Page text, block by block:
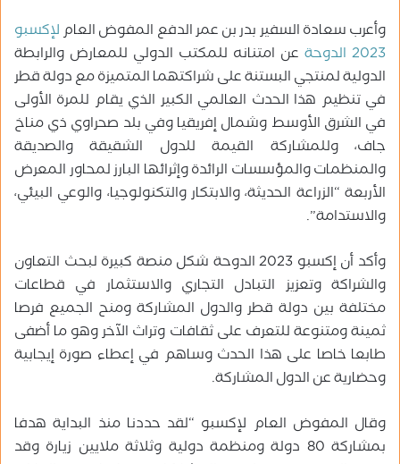
وأعرب سعادة السفير بدر بن عمر الدفع المفوض العاملإكسبو
2023 الدوحة
عن امتنانه للمكتب الدولي للمعارض والرابطة
الدولية لمنتجي البستنة على شراكتهما المتميزة مع دولة قطر
في تنظيم هذا الحدث العالمي الكبير الذي يقام للمرة الأولى
في الشرق الأوسط وشمال إفريقيا وفي بلد صحراوي ذي مناخ
جاف، وللمشاركة القيمة للدول الشقيقة والصديقة
والمنظمات والمؤسسات الرائدة وإثرائها البارز لمحاور المعرض
الأربعة “الزراعة الحديثة، والابتكار والتكنولوجيا، والوعي البيئي،
والاستدامة”.
وأكد أن إكسبو 2023 الدوحة شكل منصة كبيرة لبحث التعاون
والشراكة وتعزيز التبادل التجاري والاستثمار في قطاعات
مختلفة بين دولة قطر والدول المشاركة ومنح الجميع فرصا
ثمينة ومتنوعة للتعرف على ثقافات وتراث الآخر وهو ما أضفى
طابعا خاصا على هذا الحدث وساهم في إعطاء صورة إيجابية
وحضارية عن الدول المشاركة.
وقال المفوض العام لإكسبو “لقد حددنا منذ البداية هدفا
بمشاركة 80 دولة ومنظمة دولية وثلاثة ملايين زيارة وقد